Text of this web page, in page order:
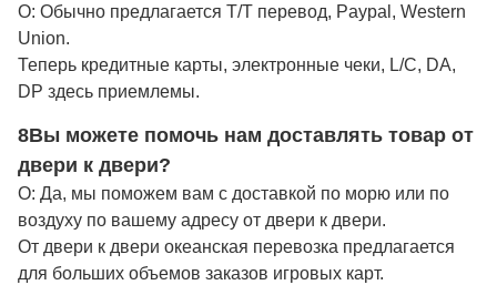
О: Обычно предлагается T/T перевод, Paypal, Western
Union.
Теперь кредитные карты, электронные чеки, L/C, DA,
DP здесь приемлемы.
8Вы можете помочь нам доставлять товар от
двери к двери?
О: Да, мы поможем вам с доставкой по морю или по
воздуху по вашему адресу от двери к двери.
От двери к двери океанская перевозка предлагается
для больших объемов заказов игровых карт.